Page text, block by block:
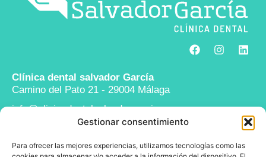
Gestionar consentimiento
Para ofrecer las mejores experiencias, utilizamos tecnologías como las
Clínica dental salvador García
Camino del Pato 21 - 29004 Málaga
info@clinicadentalsalvadorgarcia.com
Legal